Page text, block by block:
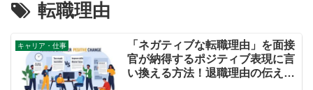
転職理由
キャリア・仕事
「ネガティブな転職理由」を面接
官が納得するポジティブ表現に言
い換える方法！退職理由の伝え方